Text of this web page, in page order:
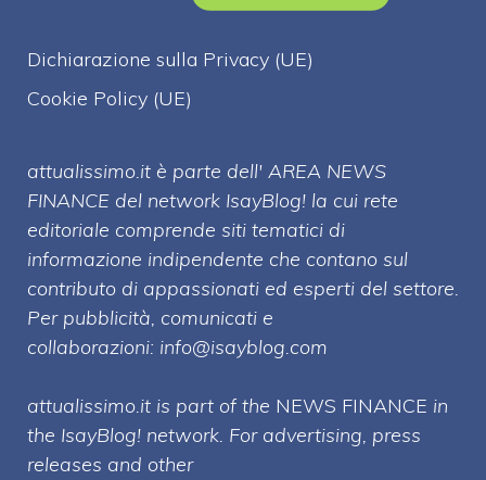
Dichiarazione sulla Privacy (UE)
Cookie Policy (UE)
attualissimo.it è parte dell' AREA NEWS
FINANCE del network IsayBlog! la cui rete
editoriale comprende siti tematici di
informazione indipendente che contano sul
contributo di appassionati ed esperti del settore.
Per pubblicità, comunicati e
collaborazioni: info@isayblog.com
attualissimo.it is part of the NEWS FINANCE in
the IsayBlog! network. For advertising, press
releases and other